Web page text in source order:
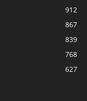
912
867
839
768
627